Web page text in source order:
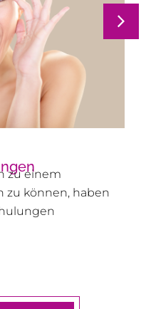
zu einem
zu können, haben